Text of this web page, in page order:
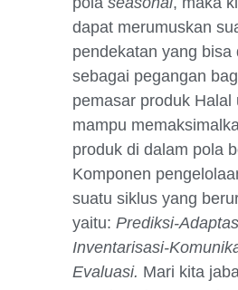
dapat merumuskan
pendekatan yang bisa
sebagai pegangan
pemasar produk Halal
mampu
produk di dalam pola
Komponen
suatu siklus yang
yaitu: Prediksi-
Inventarisasi-
Evaluasi. Mari kita